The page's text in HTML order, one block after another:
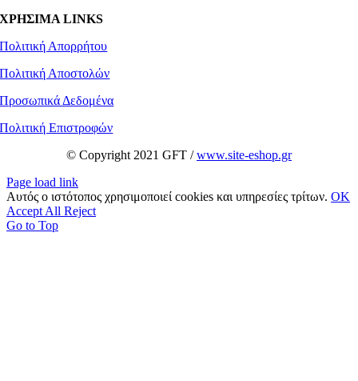
ΧΡΗΣΙΜΑ LINKS
Πολιτική Απορρήτου
Πολιτική Αποστολών
Προσωπικά Δεδομένα
Πολιτική Επιστροφών
© Copyright 2021 GFT /www.site-eshop.gr
Page load link
Αυτός ο ιστότοπος χρησιμοποιεί cookies και υπηρεσίες τρίτων. OK
Accept All Reject
Go to Top